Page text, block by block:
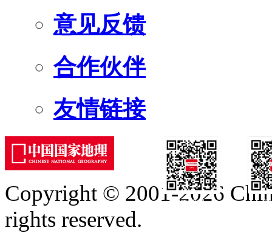
意见反馈
合作伙伴
友情链接
订阅号
Copyright © 2001-2026
rights reserved.